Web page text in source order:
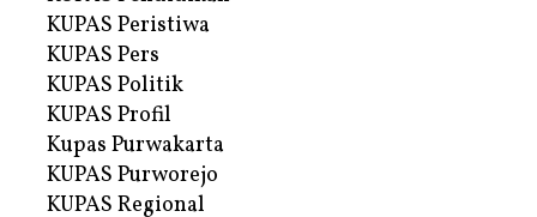
KUPAS Peristiwa
KUPAS Pers
KUPAS Politik
KUPAS Profil
Kupas Purwakarta
KUPAS Purworejo
KUPAS Regional